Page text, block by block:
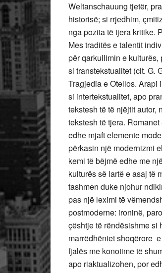
Weltanschauung tjetër,
historisë; si rrjedhim,
nga pozita të tjera kritike.
Mes traditës e talentit
për qarkullimin e kulturës,
si transtekstualitet (cit. G.
Tragjedia e Otellos. Arapi
si intertekstualitet, apo
tekstesh të të njëjtit autor,
tekstesh të tjera.
edhe mjaft elemente
përkasin një modernizmi
kemi të bëjmë edhe me
kulturës së lartë e asaj të
tashmen duke njohur
pas një leximi të
postmoderne: ironinë,
çështje të rëndësishme si
marrëdhëniet shoqërore
fjalës me konotime të
apo riaktualizohen, por